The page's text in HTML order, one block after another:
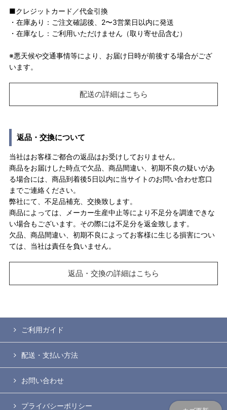
■クレジットカード／代金引換
・在庫あり：ご注文確認後、2〜3営業日以内に発送
・在庫なし：ご利用いただけません（取り寄せ品含む）
※悪天候や交通事情等により、お届け日時が前後する場合がござ
います。
配送の詳細はこちら
返品・交換について
当社はお客様ご都合の返品はお受けしておりません。
商品をお届けした時点で欠品、商品間違い、初期不良の疑いがあ
る場合には、商品到着後5日以内に当サイトのお問い合わせ窓口
までご連絡ください。
弊社にて、不足品補充、交換致します。
商品によっては、メーカー生産中止等により不足分を調達できな
い場合もございます。その際には不足分を返金致します。
欠品、商品間違い、初期不良によってお客様に生じる損害につい
ては、当社は責任を負いません。
返品・交換の詳細はこちら
ご利用ガイド
配送・支払い方法
お問い合わせ
プライバシーポリシー